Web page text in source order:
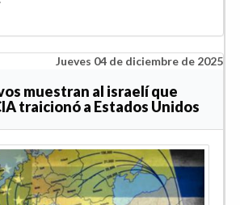
Jueves 04 de diciembre de 2025
muestran al israelí que
traicionó a Estados Unidos